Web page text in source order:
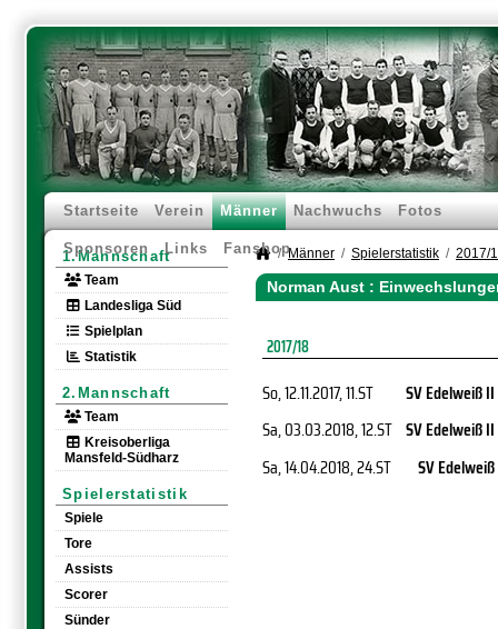
Startseite Verein Männer Nachwuchs Fotos
Sponsoren Links Fanshop
1.Mannschaft
Team
Landesliga Süd
Spielplan
Statistik
2.Mannschaft
Team
Kreisoberliga
Mansfeld-Südharz
Spielerstatistik
Spiele
Tore
Assists
Scorer
Sünder
Männer Spielerstatistik 2017/
Norman Aust :
2017/18
So, 12.11.2017, 11.ST
SV Edelweiß II
Sa, 03.03.2018, 12.ST SV Edelweiß II
Sa, 14.04.2018, 24.ST SV Edelweiß